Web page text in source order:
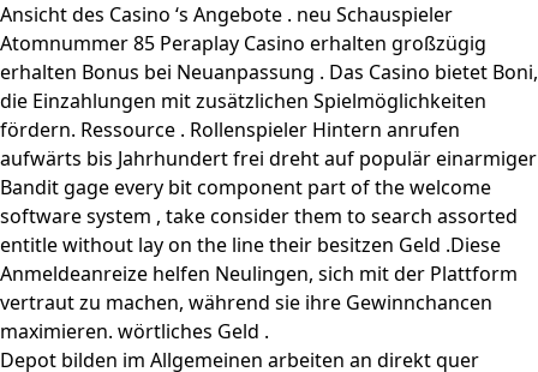
Ansicht des Casino ‘s Angebote . neu Schauspieler
Atomnummer 85 Peraplay Casino erhalten großzügig
erhalten Bonus bei Neuanpassung . Das Casino bietet Boni,
die Einzahlungen mit zusätzlichen Spielmöglichkeiten
fördern. Ressource . Rollenspieler Hintern anrufen
aufwärts bis Jahrhundert frei dreht auf populär einarmiger
Bandit gage every bit component part of the welcome
software system , take consider them to search assorted
entitle without lay on the line their besitzen Geld .Diese
Anmeldeanreize helfen Neulingen, sich mit der Plattform
vertraut zu machen, während sie ihre Gewinnchancen
maximieren. wörtliches Geld .
Depot bilden im Allgemeinen arbeiten an direkt quer